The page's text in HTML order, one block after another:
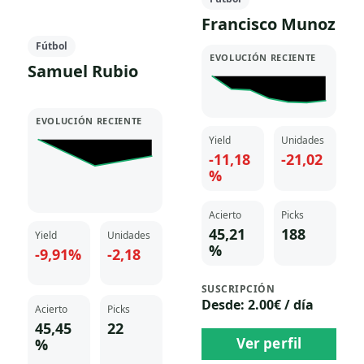
página
de
producto
Fútbol
Samuel Rubio
EVOLUCIÓN RECIENTE
Yield
-9,91%
Unidades
-2,18
Acierto
45,45
%
Picks
22
Francisco Munoz
EVOLUCIÓN RECIENTE
Yield
-11,18
%
Unidades
-21,02
Acierto
45,21
%
Picks
188
SUSCRIPCIÓN
Desde: 2.00€ / día
Ver perfil